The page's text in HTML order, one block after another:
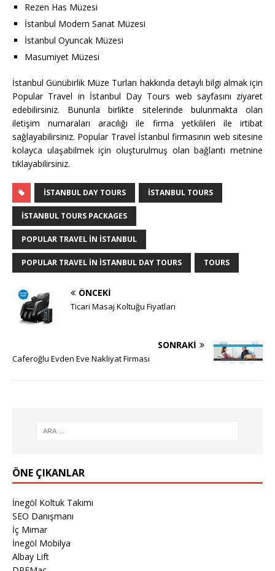
Rezen Has Müzesi
İstanbul Modern Sanat Müzesi
İstanbul Oyuncak Müzesi
Masumiyet Müzesi
İstanbul Günübirlik Müze Turları hakkında detaylı bilgi almak için
Popular Travel in İstanbul Day Tours web sayfasını ziyaret
edebilirsiniz. Bununla birlikte sitelerinde bulunmakta olan
iletişim numaraları aracılığı ile firma yetkilileri ile irtibat
sağlayabilirsiniz. Popular Travel İstanbul firmasının web sitesine
kolayca ulaşabilmek için oluşturulmuş olan bağlantı metnine
tıklayabilirsiniz.
İSTANBUL DAY TOURS İSTANBUL TOURS
İSTANBUL TOURS PACKAGES
POPULAR TRAVEL IN İSTANBUL
POPULAR TRAVEL IN İSTANBUL DAY TOURS TOURS
ÖNCEKI
Ticari Masaj Koltuğu Fiyatları
SONRAKI
Caferoğlu Evden Eve Nakliyat Firması
ÖNE ÇIKANLAR
İnegöl Koltuk Takımı
SEO Danışmanı
İç Mimar
İnegöl Mobilya
Albay Lift